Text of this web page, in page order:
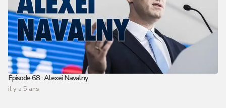
Épisode 68 : Alexei Navalny
il y a 5 ans